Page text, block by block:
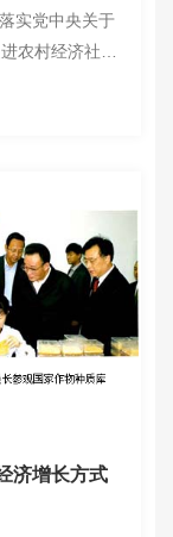
农村经济社会
程度等方面，
济增长方式